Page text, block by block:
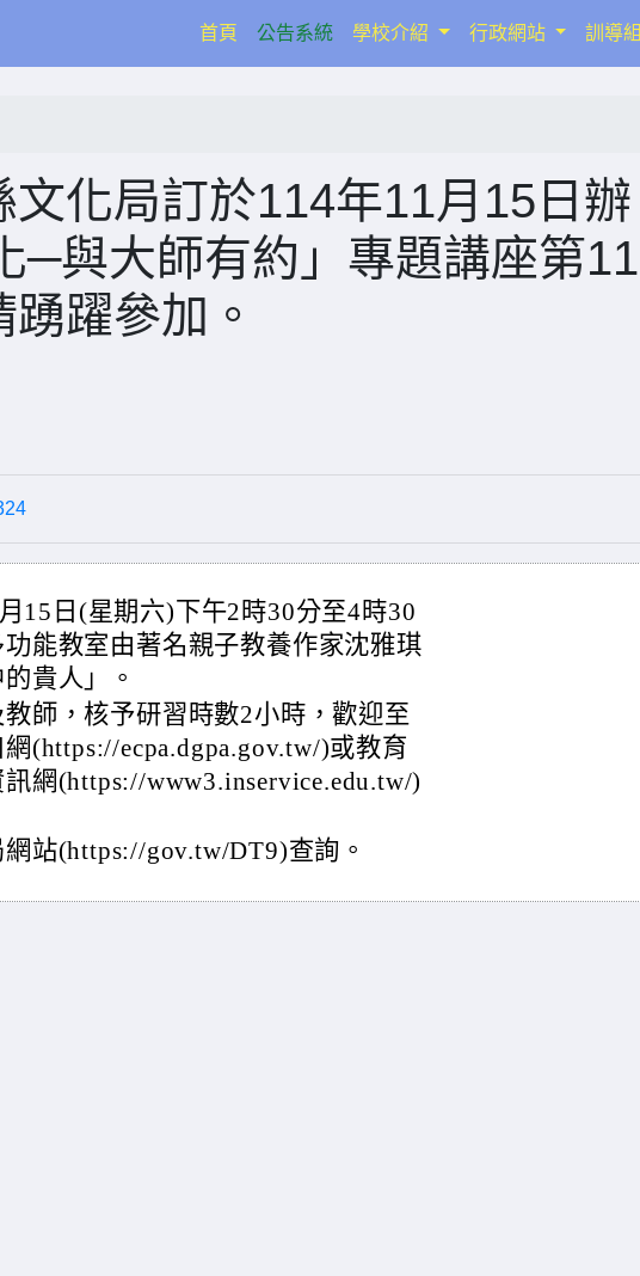
首頁(current)
公告系統 學校介紹 行政網站 訓導組
文化局訂於114年11月15日辦
─與大師有約」專題講座第11
躍參加。
15日(星期六)下午2時30分至4時30
能教室由著名親子教養作家沈雅琪
貴人」。
師，核予研習時數2小時，歡迎至
(https://ecpa.dgpa.gov.tw/)或教育
網(https://www3.inservice.edu.tw/)
站(https://gov.tw/DT9)查詢。